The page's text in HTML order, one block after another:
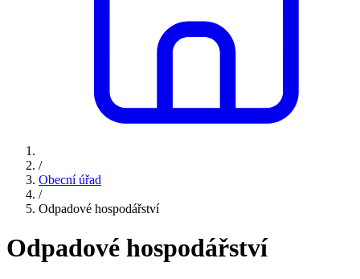
/
Obecní úřad
/
Odpadové hospodářství
Odpadové hospodářství